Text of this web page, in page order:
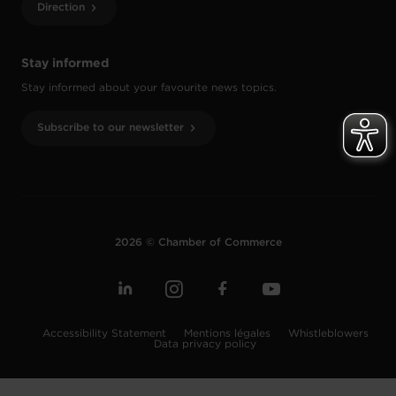
Stay informed
Stay informed about your favourite news topics.
Subscribe to our newsletter
Direction
2026 © Chamber of Commerce
Accessibility Statement Mentions légales
Whistleblowers
Data privacy policy